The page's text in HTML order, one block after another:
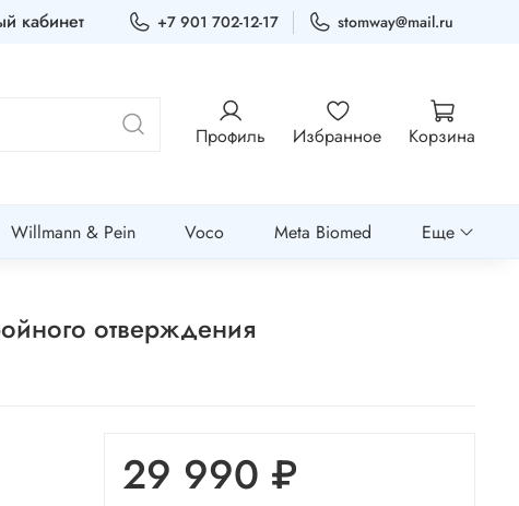
кабинет +7 901 702-12-17 stomway@mail.ru
Профиль Избранное Корзина
Willmann & Pein Voco Meta Biomed Еще
отверждения
29 990 ₽